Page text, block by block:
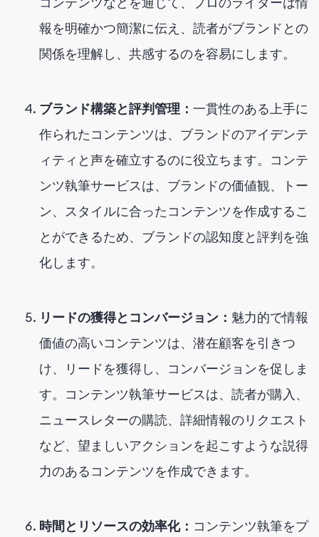
報を明確かつ簡潔に伝え、読者がブランドとの
関係を理解し、共感するのを容易にします。
ブランド構築と評判管理： 一貫性のある上手に
作られたコンテンツは、ブランドのアイデンテ
ィティと声を確立するのに役立ちます。コンテ
ンツ執筆サービスは、ブランドの価値観、トー
ン、スタイルに合ったコンテンツを作成するこ
とができるため、ブランドの認知度と評判を強
化します。
リードの獲得とコンバージョン： 魅力的で情報
価値の高いコンテンツは、潜在顧客を引きつ
け、リードを獲得し、コンバージョンを促しま
す。コンテンツ執筆サービスは、読者が購入、
ニュースレターの購読、詳細情報のリクエスト
など、望ましいアクションを起こすような説得
力のあるコンテンツを作成できます。
時間とリソースの効率化： コンテンツ執筆をプ